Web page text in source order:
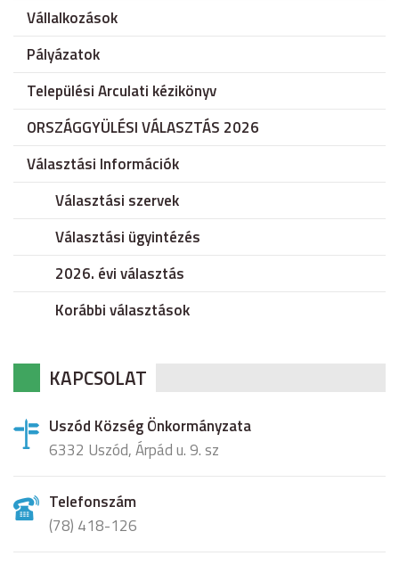
Vállalkozások
Pályázatok
Települési Arculati kézikönyv
ORSZÁGGYÜLÉSI VÁLASZTÁS 2026
Választási Információk
Választási szervek
Választási ügyintézés
2026. évi választás
Korábbi választások
KAPCSOLAT
Uszód Község Önkormányzata
6332 Uszód, Árpád u. 9. sz
Telefonszám
(78) 418-126